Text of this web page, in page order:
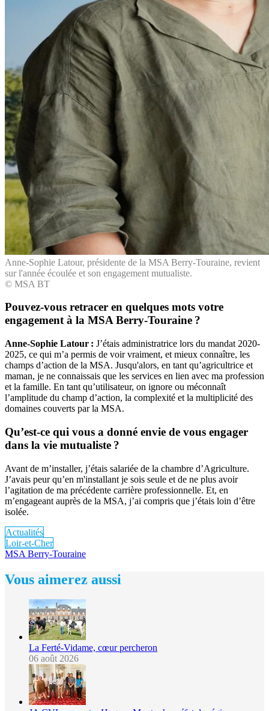
Anne-Sophie Latour, présidente de la MSA Berry-Touraine, revient
sur l'année écoulée et son engagement mutualiste.
© MSA BT
Pouvez-vous retracer en quelques mots votre
engagement à la MSA Berry-Touraine ?
Anne-Sophie Latour : J’étais administratrice lors du mandat 2020-
2025, ce qui m’a permis de voir vraiment, et mieux connaître, les
champs d’action de la MSA. Jusqu'alors, en tant qu’agricultrice et
maman, je ne connaissais que les services en lien avec ma profession
et la famille. En tant qu’utilisateur, on ignore ou méconnaît
l’amplitude du champ d’action, la complexité et la multiplicité des
domaines couverts par la MSA.
Qu’est-ce qui vous a donné envie de vous engager
dans la vie mutualiste ?
Avant de m’installer, j’étais salariée de la chambre d’Agriculture.
J’avais peur qu’en m'installant je sois seule et de ne plus avoir
l’agitation de ma précédente carrière professionnelle. Et, en
m’engageant auprès de la MSA, j’ai compris que j’étais loin d’être
isolée.
Actualités
Loir-et-Cher
MSA Berry-Touraine
Vous aimerez aussi
La Ferté-Vidame, cœur percheron
06 août 2026